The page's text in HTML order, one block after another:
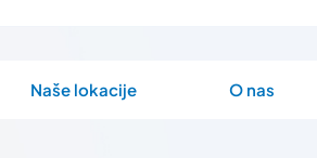
Naše lokacije O nas